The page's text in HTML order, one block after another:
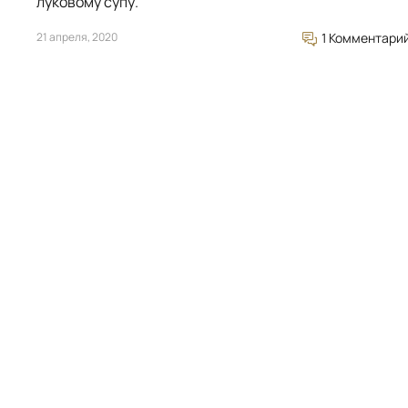
21 апреля, 2020 1